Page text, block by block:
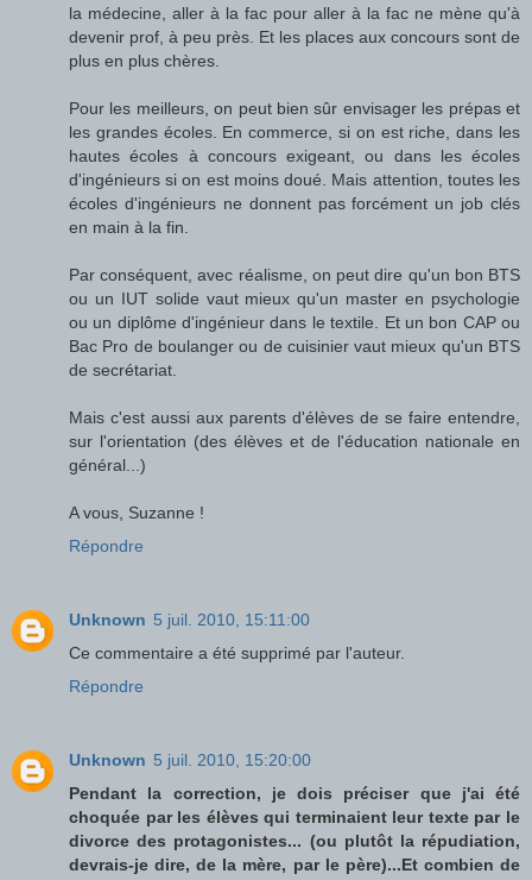
la médecine, aller à la fac pour aller à la fac ne mène qu'à
devenir prof, à peu près. Et les places aux concours sont de
plus en plus chères.
Pour les meilleurs, on peut bien sûr envisager les prépas et
les grandes écoles. En commerce, si on est riche, dans les
hautes écoles à concours exigeant, ou dans les écoles
d'ingénieurs si on est moins doué. Mais attention, toutes les
écoles d'ingénieurs ne donnent pas forcément un job clés
en main à la fin.
Par conséquent, avec réalisme, on peut dire qu'un bon BTS
ou un IUT solide vaut mieux qu'un master en psychologie
ou un diplôme d'ingénieur dans le textile. Et un bon CAP ou
Bac Pro de boulanger ou de cuisinier vaut mieux qu'un BTS
de secrétariat.
Mais c'est aussi aux parents d'élèves de se faire entendre,
sur l'orientation (des élèves et de l'éducation nationale en
général...)
A vous, Suzanne !
Répondre
Unknown 5 juil. 2010, 15:11:00
Ce commentaire a été supprimé par l'auteur.
Répondre
Unknown 5 juil. 2010, 15:20:00
Pendant la correction, je dois préciser que j'ai été
choquée par les élèves qui terminaient leur texte par le
divorce des protagonistes... (ou plutôt la répudiation,
devrais-je dire, de la mère, par le père)...Et combien de